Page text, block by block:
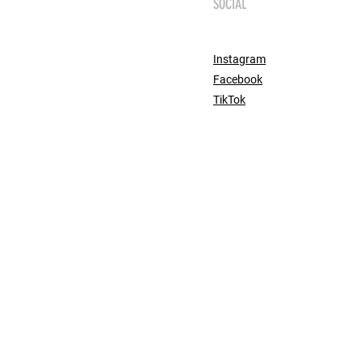
SOCIAL
Instagram
Facebook
TikTok